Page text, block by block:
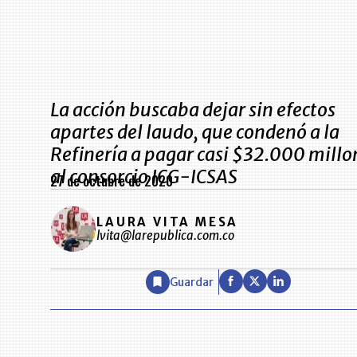
La acción buscaba dejar sin efectos
apartes del laudo, que condenó a la
Refinería a pagar casi $32.000
al consorcio ICG-ICSAS
27 de octubre de 2020
LAURA VITA MESA
lvita@larepublica.com.co
Guardar